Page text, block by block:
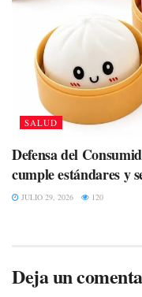
SALUD
Defensa del
cumple estándares y
JULIO 29, 2026 120
Deja un